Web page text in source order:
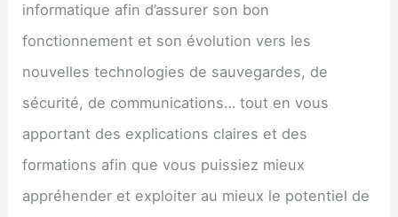
informatique afin d’assurer son bon
fonctionnement et son évolution vers les
nouvelles technologies de sauvegardes, de
sécurité, de communications… tout en vous
apportant des explications claires et des
formations afin que vous puissiez mieux
appréhender et exploiter au mieux le potentiel de